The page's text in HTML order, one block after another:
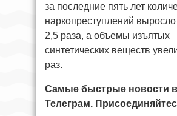
за последние пять лет
наркопреступлений выросло
2,5 раза, а объемы изъятых
синтетических веществ
раз.
Самые быстрые новости в
Телеграм.